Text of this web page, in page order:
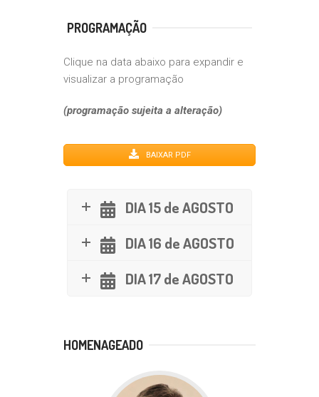
PROGRAMAÇÃO
Clique na data abaixo para expandir e
visualizar a programação
(programação sujeita a alteração)
BAIXAR PDF
DIA 15 de AGOSTO
DIA 16 de AGOSTO
DIA 17 de AGOSTO
HOMENAGEADO